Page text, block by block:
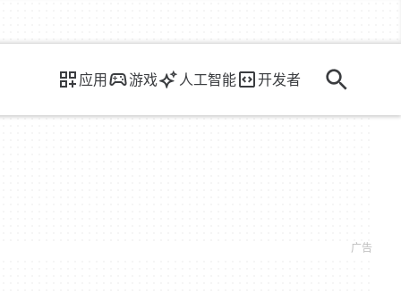
应用 游戏 人工智能 开发者